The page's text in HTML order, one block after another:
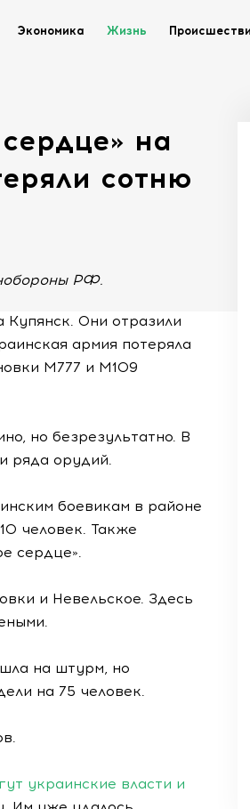
Экономика Жизнь
на
сотню
РФ.
Они отразили
армия потеряла
М777 и М109
но безрезультатно. В
ряда орудий.
боевикам в районе
человек. Также
сердце».
и Невельское. Здесь
на штурм, но
на 75 человек.
украинские власти и